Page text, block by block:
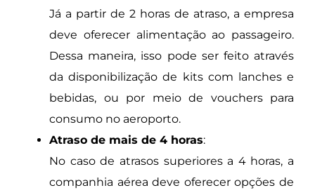
Já a partir de 2 horas de atraso, a empresa
deve oferecer alimentação ao passageiro.
Dessa maneira, isso pode ser feito através
da disponibilização de kits com lanches e
bebidas, ou por meio de vouchers para
consumo no aeroporto.
Atraso de mais de 4 horas:
No caso de atrasos superiores a 4 horas, a
companhia aérea deve oferecer opções de